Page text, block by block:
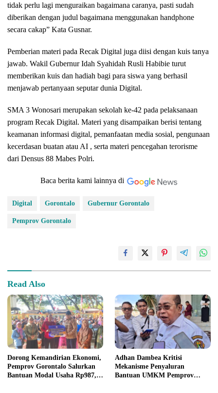
tidak perlu lagi menguraikan bagaimana caranya, pasti sudah
diberikan dengan judul bagaimana menggunakan handphone
secara cakap” Kata Gusnar.
Pemberian materi pada Recak Digital juga diisi dengan kuis tanya
jawab. Wakil Gubernur Idah Syahidah Rusli Habibie turut
memberikan kuis dan hadiah bagi para siswa yang berhasil
menjawab pertanyaan seputar dunia Digital.
SMA 3 Wonosari merupakan sekolah ke-42 pada pelaksanaan
program Recak Digital. Materi yang disampaikan berisi tentang
keamanan informasi digital, pemanfaatan media sosial, pengunaan
kecerdasan buatan atau AI , serta materi pencegahan terorisme
dari Densus 88 Mabes Polri.
Baca berita kami lainnya di
Digital Gorontalo Gubernur Gorontalo
Pemprov Gorontalo
Read Also
Dorong Kemandirian Ekonomi,
Pemprov Gorontalo Salurkan
Bantuan Modal Usaha Rp987,5
Adhan Dambea Kritisi
Mekanisme Penyaluran
Bantuan UMKM Pemprov